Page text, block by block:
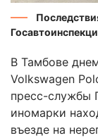
В Тамбове
Volkswagen
пресс-службы
иномарки
въезде на